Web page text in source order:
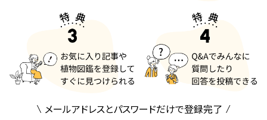
メールアドレスとパスワードだけで登録完了